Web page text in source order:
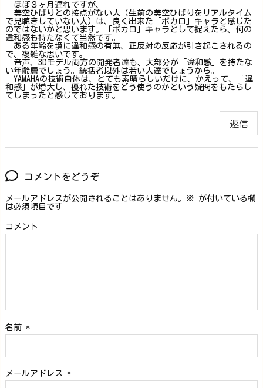
ほぼ３ヶ月遅れですが、
美空ひばりとの接点がない人（生前の美空ひばりをリアルタイム
で見聴きしていない人）は、良く出来た「ボカロ」キャラと感じた
のではないかと思います。「ボカロ」キャラとして捉えたら、何の
違和感も持たなくて当然です。
ある年齢を境に違和感の有無、正反対の反応が引き起こされるの
で、複雑な思いです。
音声、3Dモデル両方の開発者達も、大部分が「違和感」を持たな
い年齢層でしょう。統括者以外は若い人達でしょうから。
YAMAHAの技術自体は、とても素晴らしいだけに、かえって、「違
和感」が増大し、優れた技術をどう使うのかという疑問をもたらし
てしまったと感じております。
返信
コメントをどうぞ
メールアドレスが公開されることはありません。 ※ が付いている欄
は必須項目です
コメント
名前 *
メールアドレス *